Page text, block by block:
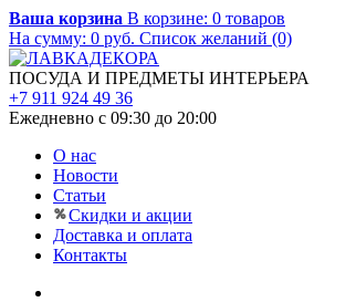
Ваша корзина В корзине: 0 товаров
На сумму: 0 руб. Список желаний (0)
ПОСУДА И ПРЕДМЕТЫ ИНТЕРЬЕРА
+7 911 924 49 36
Ежедневно с 09:30 до 20:00
О нас
Новости
Статьи
Скидки и акции
Доставка и оплата
Контакты